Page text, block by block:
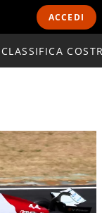
ACCEDI
CLASSIFICA